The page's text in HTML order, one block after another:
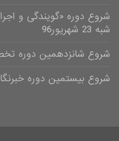
شبه 23 شهریور96
شروع شانزدهمین دوره تخصصی
شروع بیستمین دوره خبرنگاری